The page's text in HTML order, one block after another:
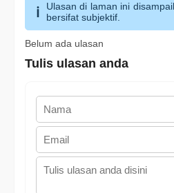
Ulasan di laman ini
bersifat subjektif.
Belum ada ulasan
Tulis ulasan anda